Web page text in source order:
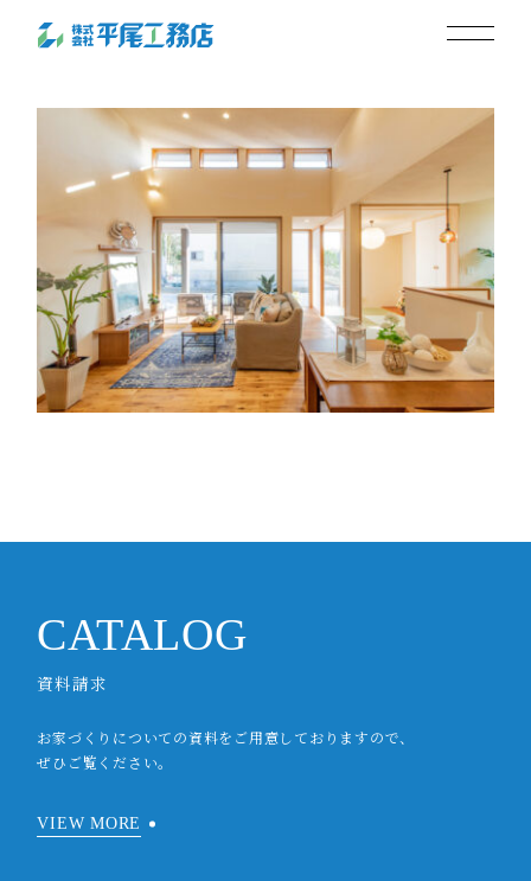
lifestyle04-4
CATALOG
資料請求
お家づくりについての資料をご用意しておりますので、
ぜひご覧ください。
VIEW MORE